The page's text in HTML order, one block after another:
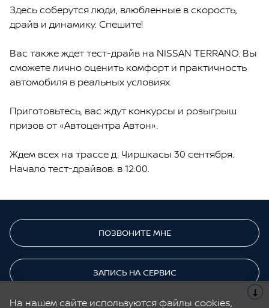
Здесь соберутся люди, влюбленные в скорость,
драйв и динамику. Спешите!
Вас также ждет тест-драйв на NISSAN TERRANO. Вы
сможете лично оценить комфорт и практичность
автомобиля в реальных условиях.
Приготовьтесь, вас ждут конкурсы и розыгрыш
призов от «Автоцентра Автон».
Ждем всех на трассе д. Чиршкасы 30 сентября.
Начало тест-драйвов: в 12:00.
ПОЗВОНИТЕ МНЕ
ЗАПИСЬ НА СЕРВИС
На нашем сайте используются файлы cookies,